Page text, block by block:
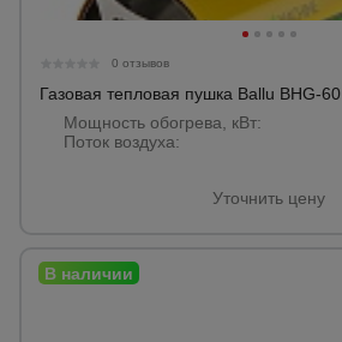
0 отзывов
Газовая тепловая пушка Ballu BHG-60
Мощность обогрева, кВт:
Поток воздуха:
Уточнить цену